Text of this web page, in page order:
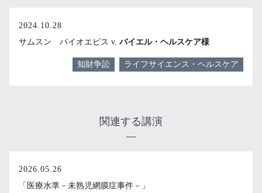
2024.10.28
サムスン バイオエピス v. バイエル・ヘルスケア様
知財争訟 ライフサイエンス・ヘルスケア
関連する講演
2026.05.26
「医療水準－未熟児網膜症事件－」